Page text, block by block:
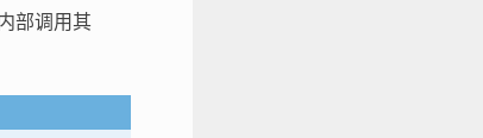
部调用其